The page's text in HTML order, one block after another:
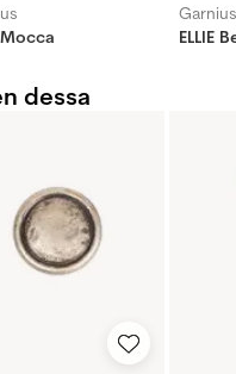
Mocca
Garnius
ELLIE
dessa